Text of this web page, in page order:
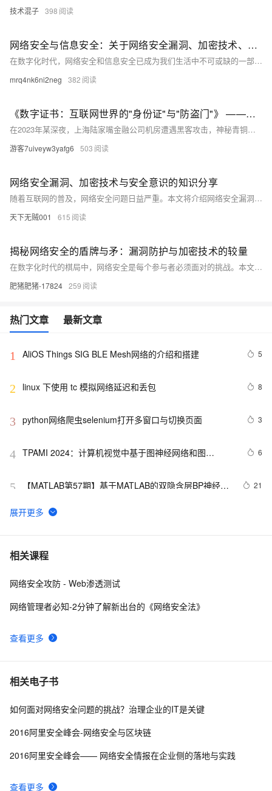
技术混子 398
网络安全与信息安全：关于网络安全漏洞、加密技术、安全意识等方面的知识分享
在数字化时代，网络安全和信息安全已成为我们生活中不可或缺的一部分。本文将介绍网络安全漏洞、加密技术和安全意识等方面的内容，并提供一些实用的代码示例。通过阅读本文，您将了解到如何保护自己的网络安全，以及如何提高自己的信息安全意识。
mrq4nk6ni2neg 382
《数字证书：互联网世界的"身份证"与"防盗门"》 ——揭秘网络安全背后的加密江湖
在2023年某深夜，上海陆家嘴金融公司机房遭遇黑客攻击，神秘青铜大门与九大掌门封印的玉牌突现，阻止了入侵。此门象征数字证书，保障网络安全。数字证书如验钞机识别假币，保护用户数据。它通过SSL/TLS加密、CA认证和非对称加密，构建安全通信。证书分为DV、OV、EV三类，分别适合不同场景。忽视证书安全可能导致巨额损失。阿里云提供一站式证书服务，助力企业部署SSL证书，迎接未来量子计算和物联网挑战。
游客7uiveyw3yafg6 503
网络安全漏洞、加密技术与安全意识的知识分享
随着互联网的普及，网络安全问题日益严重。本文将介绍网络安全漏洞的概念、类型和防范措施，以及加密技术的原理和应用。同时，强调提高个人和企业的安全意识对于防范网络攻击的重要性。
天下无贼001 615
揭秘网络安全的盾牌与矛：漏洞防护与加密技术的较量
在数字化时代的棋局中，网络安全是每个参与者必须面对的挑战。本文将深入探讨网络安全中的两个关键角色——漏洞与加密技术。通过分析最新的安全漏洞案例，我们揭示网络攻击者如何利用这些漏洞进行破坏。同时，我们将展示加密技术如何成为保护数据不被窃取的强大盾牌。文章还将讨论提升个人和企业的安全意识的重要性，并通过实际的代码示例，展示如何在实践中应用这些知识来加强我们的网络防线。
肥猪肥猪-17824 259
热门文章 最新文章
1 AliOS Things SIG BLE Mesh网络的介绍和搭建 5
2 linux 下使用 tc 模拟网络延迟和丢包 8
3 python网络爬虫selenium打开多窗口与切换页面 3
4 TPAMI 2024：计算机视觉中基于图神经网络和图
6
5
【MATLAB第57期】基于MATLAB的双隐含层BP神经网
21
6 网络协议及应用之二：校验和
7 【学习记录】《DeepLearning.ai》第十课：卷积神经网
8 网络编程socket
相关课程
查看更多
网络安全攻防 - Web渗透测试
网络管理者必知-2分钟了解新出台的《网络安全法》
相关电子书
查看更多
如何面对网络安全问题的挑战？治理企业的IT是关键
2016阿里安全峰会-网络安全与区块链
2016阿里安全峰会—— 网络安全情报在企业侧的落地与实践